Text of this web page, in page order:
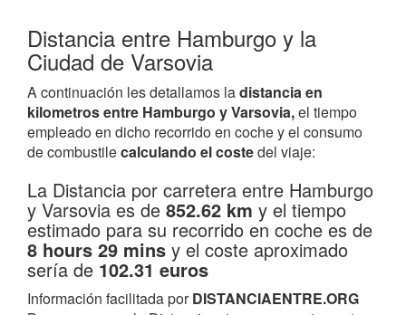
Distancia entre Hamburgo y la
Ciudad de Varsovia
A continuación les detallamos ladistancia en
kilometros entre Hamburgo y Varsovia,el tiempo
empleado en dicho recorrido en coche y el consumo
de combustilecalculando el costedel viaje:
La Distancia por carretera entre Hamburgo
y Varsovia es de 852.62 km y el tiempo
estimado para su recorrido en coche es de
8 hours 29 mins y el coste aproximado
sería de 102.31 euros
Información facilitada porDISTANCIAENTRE.ORG